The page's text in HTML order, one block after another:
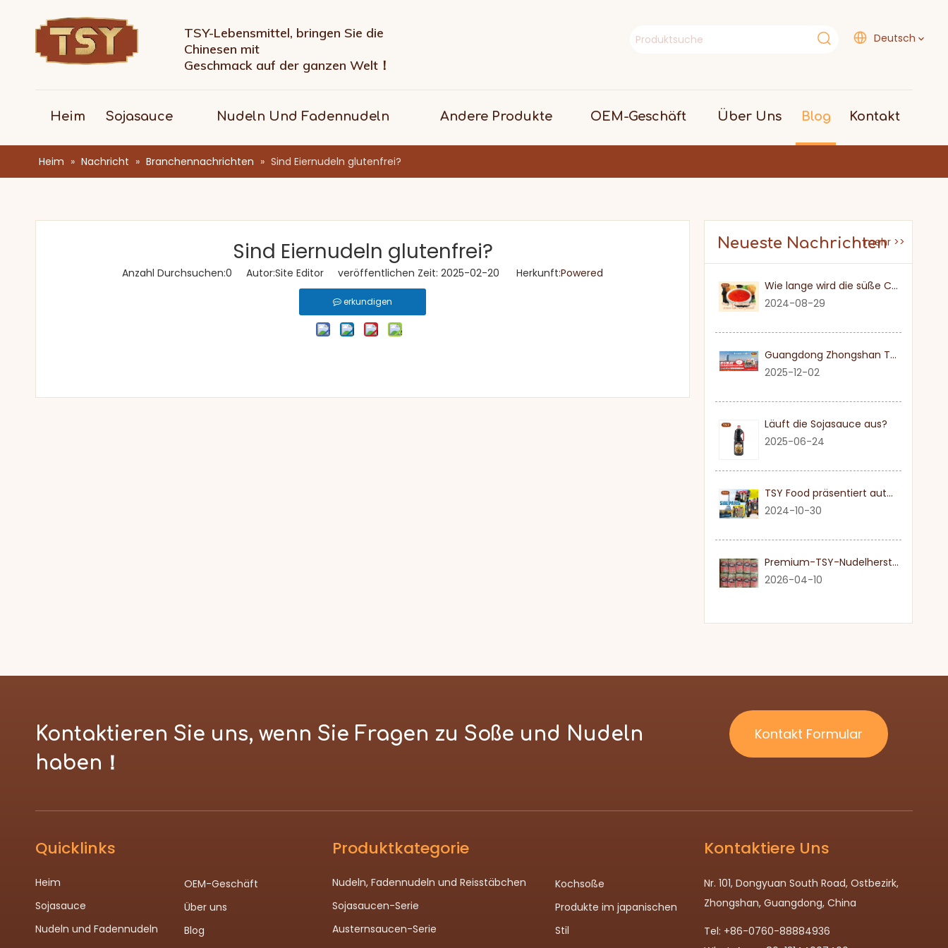
TSY-Lebensmittel, bringen Sie die
Chinesen mit
Geschmack auf der ganzen Welt！
Deutsch
Heim Sojasauce Nudeln Und Fadennudeln Andere Produkte OEM-Geschäft Über Uns Blog Kontakt
Heim » Nachricht » Branchennachrichten » Sind Eiernudeln glutenfrei?
Sind Eiernudeln glutenfrei?
Anzahl Durchsuchen:0 Autor:Site Editor veröffentlichen Zeit: 2025-02-20 Herkunft:Powered
erkundigen
Neueste Nachrichten
mehr >>
Wie lange wird die süße Chilisauce nach einmal eröffnet?
2024-08-29
Guangdong Zhongshan TSY Food lädt Sie herzlich ein, die Dubai Gulfood Exhibition 2026 zu besuchen
2025-12-02
Läuft die Sojasauce aus?
2025-06-24
TSY Food präsentiert authentische Sojasauce auf der SIAL PARIS 2024
2024-10-30
Premium-TSY-Nudelhersteller in Guangdong
2026-04-10
Kontaktieren Sie uns, wenn Sie Fragen zu Soße und Nudeln
haben！
Kontakt Formular
Quicklinks
Heim
Sojasauce
Nudeln und Fadennudeln
OEM-Geschäft
Über uns
Blog
Produktkategorie
Nudeln, Fadennudeln und Reisstäbchen
Sojasaucen-Serie
Austernsaucen-Serie
Kochsoße
Produkte im japanischen
Stil
Kontaktiere Uns
Nr. 101, Dongyuan South Road, Ostbezirk,
Zhongshan, Guangdong, China
Tel: +86-0760-88884936